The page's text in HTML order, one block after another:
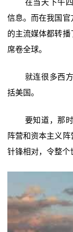
在当天下午
信息。而在我国官
的主流媒体都转
席卷全球。
就连很多西
括美国。
要知道，那
阵营和资本主义
针锋相对，令整个